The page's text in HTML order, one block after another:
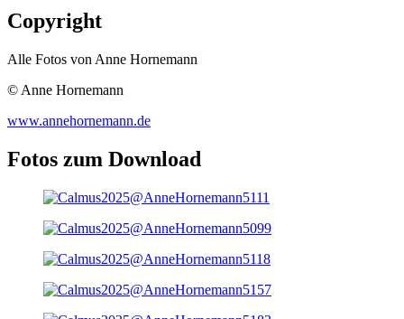
Copyright
Alle Fotos von Anne Hornemann
© Anne Hornemann
www.annehornemann.de
Fotos zum Download